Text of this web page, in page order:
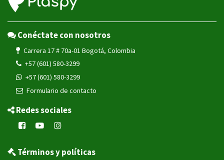
Conéctate con nosotros
Carrera 17 # 70a-01 Bogotá, Colombia
+57 (601) 580-3299
+57 (601) 580-3299
Formulario de contacto
Redes sociales
Términos y políticas